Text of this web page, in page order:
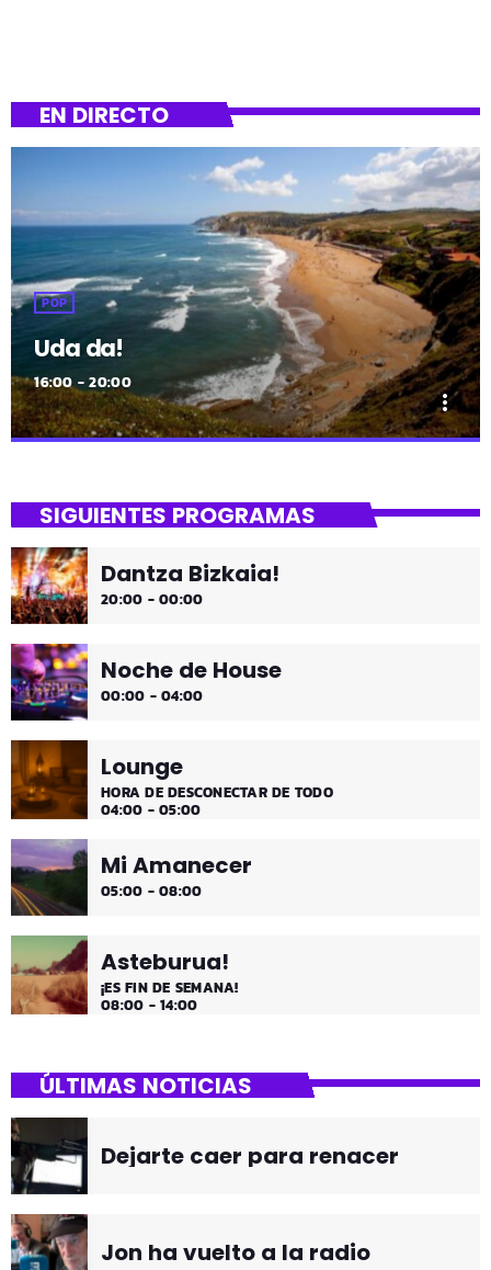
EN DIRECTO
POP
Uda da!
16:00 - 20:00
more_vert
¡Toda la música!
¡Toda la música!
SIGUIENTES PROGRAMAS
Dantza Bizkaia!
20:00 - 00:00
Noche de House
00:00 - 04:00
Lounge
HORA DE DESCONECTAR DE TODO
04:00 - 05:00
Mi Amanecer
05:00 - 08:00
Asteburua!
¡ES FIN DE SEMANA!
08:00 - 14:00
ÚLTIMAS NOTICIAS
Dejarte caer para renacer
Jon ha vuelto a la radio